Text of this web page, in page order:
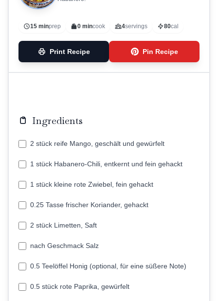
15 minprep 0 mincook 4servings 80cal
Print Recipe Pin Recipe
Ingredients
2 stück reife Mango, geschält und gewürfelt
1 stück Habanero-Chili, entkernt und fein gehackt
1 stück kleine rote Zwiebel, fein gehackt
0.25 Tasse frischer Koriander, gehackt
2 stück Limetten, Saft
nach Geschmack Salz
0.5 Teelöffel Honig (optional, für eine süßere Note)
0.5 stück rote Paprika, gewürfelt